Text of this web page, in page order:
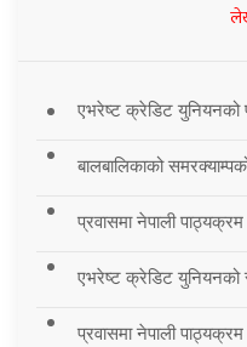
एभरेष्ट क्रेडिट युनियनको
बालबालिकाको समरक्याम्पको
प्रवासमा नेपाली
एभरेष्ट क्रेडिट युनियनको
प्रवासमा नेपाली पाठ्यक्रम